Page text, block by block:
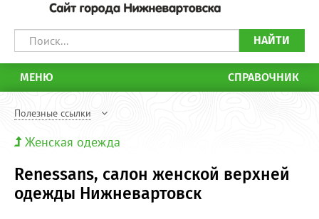
НАЙТИ
МЕНЮ СПРАВОЧНИК
Полезные ссылки
Женская одежда
Renessans, салон женской верхней
одежды Нижневартовск